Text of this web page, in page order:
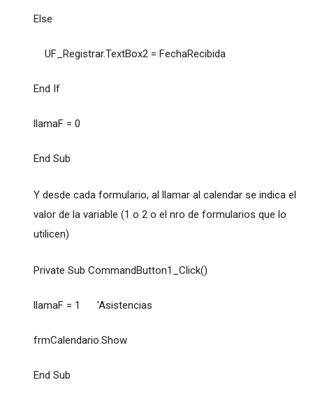
Else
UF_Registrar.TextBox2 = FechaRecibida
End If
llamaF = 0
End Sub
Y desde cada formulario, al llamar al calendar se indica el
valor de la variable (1 o 2 o el nro de formularios que lo
utilicen)
Private Sub CommandButton1_Click()
llamaF = 1 'Asistencias
frmCalendario.Show
End Sub